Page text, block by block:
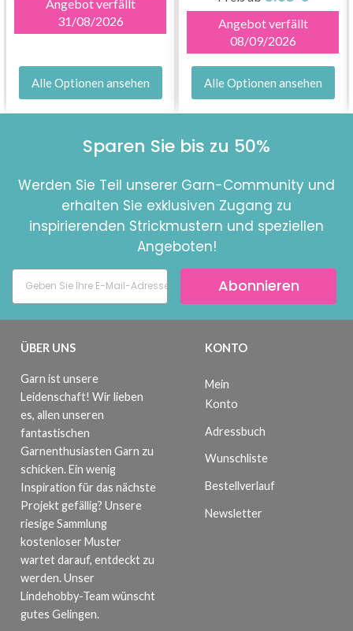
Angebot verfällt
31/08/2026
Alle Optionen ansehen
Angebot verfällt
08/09/2026
Alle Optionen ansehen
Sparen Sie bis zu 50%
Werden Sie Teil unserer Garn-Community und
erhalten Sie exklusiven Zugang zu
inspirierenden Strickmustern und speziellen
Angeboten!
Abonnieren
ÜBER UNS
Garn ist unsere
Leidenschaft! Wir lieben
es, allen unseren
fantastischen
Garnenthusiasten Garn zu
schicken. Ein wenig
Inspiration für das nächste
Projekt gefällig? Unsere
riesige Sammlung
kostenloser Muster
wartet darauf, entdeckt zu
werden. Unser
Lindehobby-Team wünscht
gutes Gelingen.
KONTO
Mein
Konto
Adressbuch
Wunschliste
Bestellverlauf
Newsletter